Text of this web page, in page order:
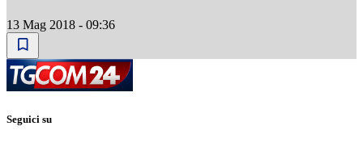
13 Mag 2018 - 09:36
Seguici su